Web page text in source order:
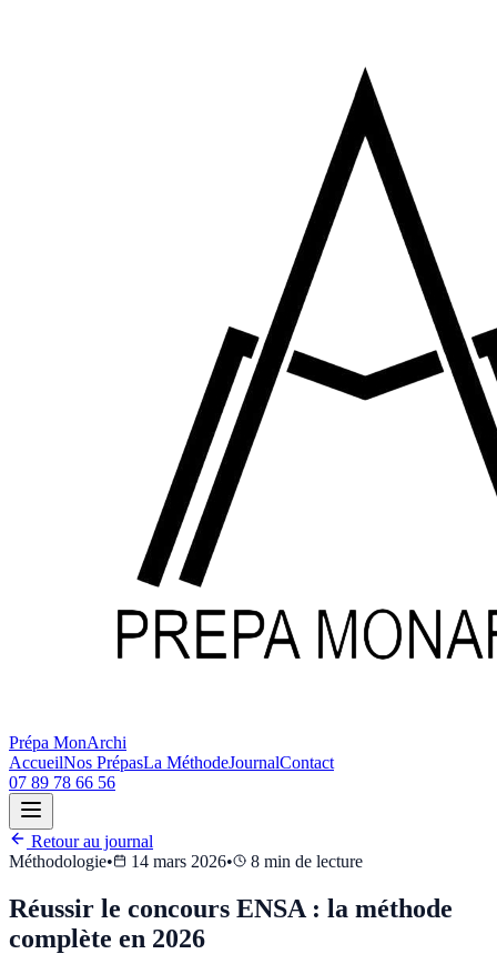
Prépa MonArchi
AccueilNos PrépasLa MéthodeJournalContact
07 89 78 66 56
Retour au journal
Méthodologie• 14 mars 2026• 8 min de lecture
Réussir le concours ENSA : la méthode
complète en 2026